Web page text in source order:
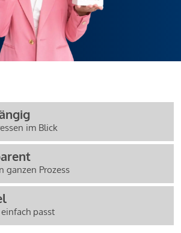
im Blick
ganzen Prozess
passt